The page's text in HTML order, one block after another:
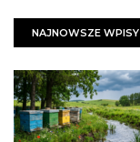
NAJNOWSZE WPISY